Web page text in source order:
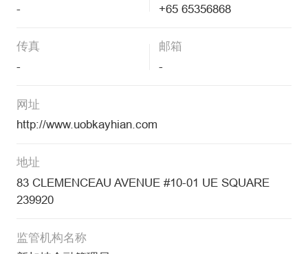
-
+65 65356868
传真
-
邮箱
-
网址
http://www.uobkayhian.com
地址
83 CLEMENCEAU AVENUE #10-01 UE SQUARE
239920
监管机构名称